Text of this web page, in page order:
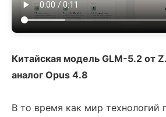
Китайская модель GLM-5.2 от
аналог Opus 4.8
В то время как мир технологий